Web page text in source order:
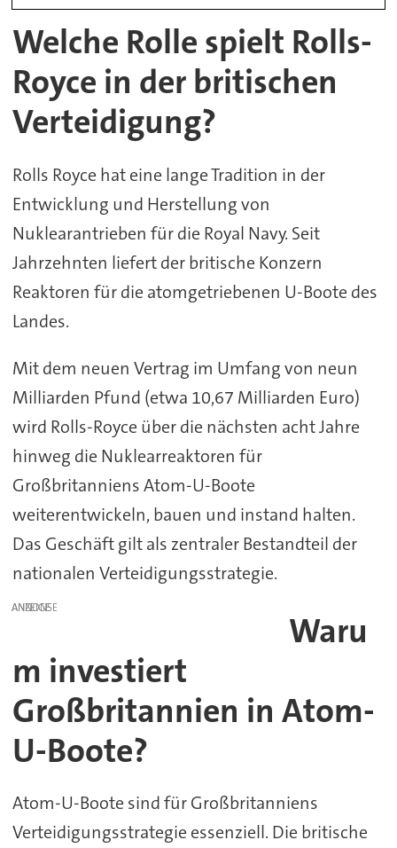
Welche Rolle spielt Rolls-
Royce in der britischen
Verteidigung?
Rolls Royce hat eine lange Tradition in der
Entwicklung und Herstellung von
Nuklearantrieben für die Royal Navy. Seit
Jahrzehnten liefert der britische Konzern
Reaktoren für die atomgetriebenen U-Boote des
Landes.
Mit dem neuen Vertrag im Umfang von neun
Milliarden Pfund (etwa 10,67 Milliarden Euro)
wird Rolls-Royce über die nächsten acht Jahre
hinweg die Nuklearreaktoren für
Großbritanniens Atom-U-Boote
weiterentwickeln, bauen und instand halten.
Das Geschäft gilt als zentraler Bestandteil der
nationalen Verteidigungsstrategie.
ANZEIGE
Waru
m investiert
Großbritannien in Atom-
U-Boote?
Atom-U-Boote sind für Großbritanniens
Verteidigungsstrategie essenziell. Die britische